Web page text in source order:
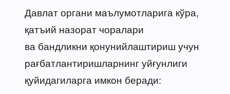
Давлат органи маълумотларига кўра,
қатъий назорат чоралари
ва бандликни қонунийлаштириш учун
рағбатлантиришларнинг уйғунлиги
қуйидагиларга имкон беради: